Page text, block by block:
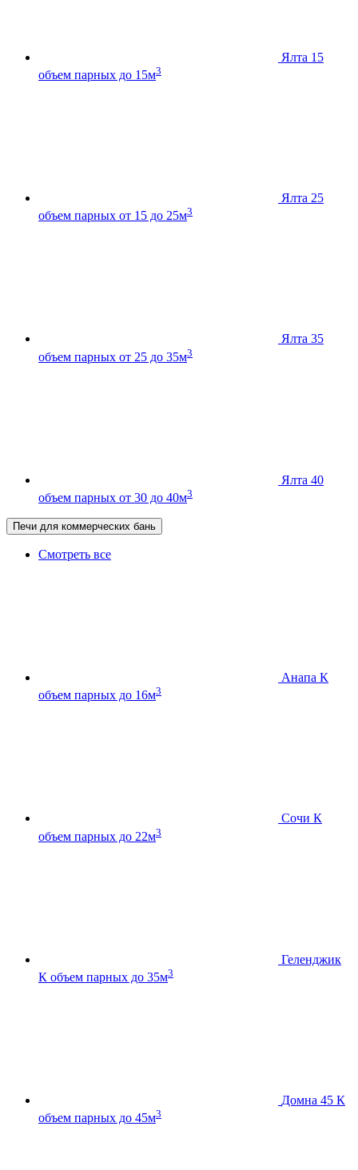
Ялта 15
объем парных до 15м3
Ялта 25
объем парных от 15 до 25м3
Ялта 35
объем парных от 25 до 35м3
Ялта 40
объем парных от 30 до 40м3
Печи для коммерческих бань
Смотреть все
Анапа К
объем парных до 16м3
Сочи К
объем парных до 22м3
Геленджик
К объем парных до 35м3
Домна 45 К
объем парных до 45м3